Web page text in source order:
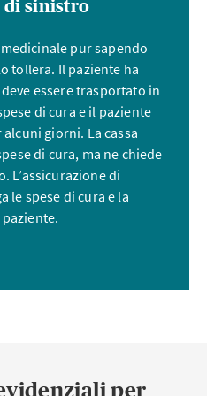
indipendenti è
e contribuisce a ridurre
gli infortuni e LAIC
un bisturi, di una ferita
o di una caduta nello
fanno parte della
obbligatoria
di sinistro
pur sapendo
tollera. Il paziente ha
essere trasportato in
di cura e il paziente
giorni. La cassa
di cura, ma ne chiede
L’assicurazione di
le spese di cura e la
per